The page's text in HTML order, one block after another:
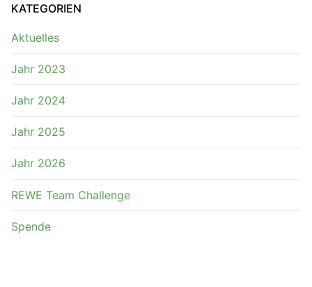
KATEGORIEN
Aktuelles
Jahr 2023
Jahr 2024
Jahr 2025
Jahr 2026
REWE Team Challenge
Spende